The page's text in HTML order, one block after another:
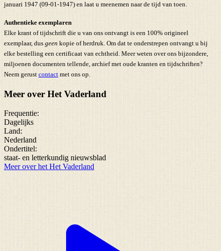
januari 1947 (09-01-1947) en laat u meenemen naar de tijd van toen.
Authentieke exemplaren
Elke krant of tijdschrift die u van ons ontvangt is een 100% origineel
exemplaar, dus geen kopie of herdruk. Om dat te onderstrepen ontvangt u bij
elke bestelling een certificaat van echtheid. Meer weten over ons bijzondere,
miljoenen documenten tellende, archief met oude kranten en tijdschriften?
Neem gerust contact met ons op.
Meer over Het Vaderland
Frequentie:
Dagelijks
Land:
Nederland
Ondertitel:
staat- en letterkundig nieuwsblad
Meer over het Het Vaderland